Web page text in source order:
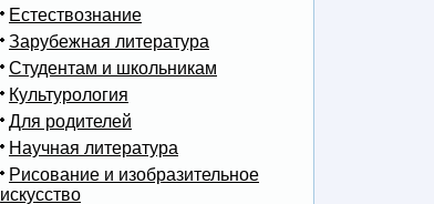
Естествознание
Зарубежная литература
Студентам и школьникам
Культурология
Для родителей
Научная литература
Рисование и изобразительное
искусство